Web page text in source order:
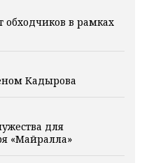
в рамках
Кадырова
для
«Майралла»